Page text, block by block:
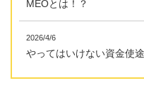
MEOとは！？
2026/4/6
やってはいけない資金使